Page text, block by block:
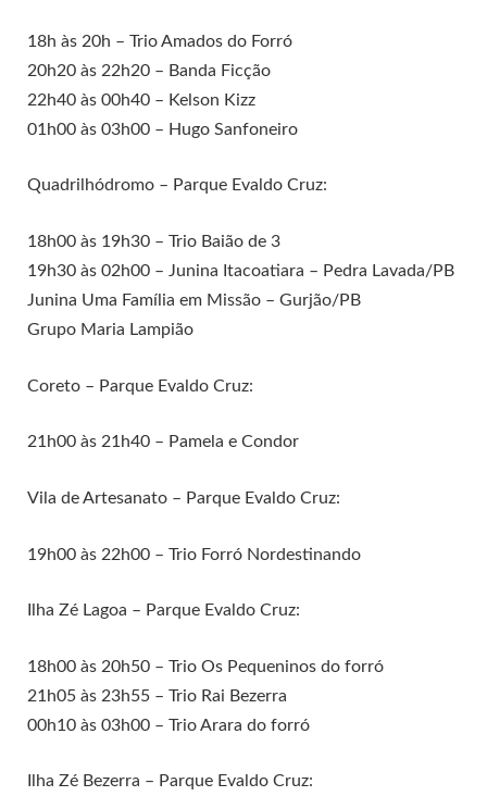
18h às 20h – Trio Amados do Forró
20h20 às 22h20 – Banda Ficção
22h40 às 00h40 – Kelson Kizz
01h00 às 03h00 – Hugo Sanfoneiro
Quadrilhódromo – Parque Evaldo Cruz:
18h00 às 19h30 – Trio Baião de 3
19h30 às 02h00 – Junina Itacoatiara – Pedra Lavada/PB
Junina Uma Família em Missão – Gurjão/PB
Grupo Maria Lampião
Coreto – Parque Evaldo Cruz:
21h00 às 21h40 – Pamela e Condor
Vila de Artesanato – Parque Evaldo Cruz:
19h00 às 22h00 – Trio Forró Nordestinando
Ilha Zé Lagoa – Parque Evaldo Cruz:
18h00 às 20h50 – Trio Os Pequeninos do forró
21h05 às 23h55 – Trio Rai Bezerra
00h10 às 03h00 – Trio Arara do forró
Ilha Zé Bezerra – Parque Evaldo Cruz: